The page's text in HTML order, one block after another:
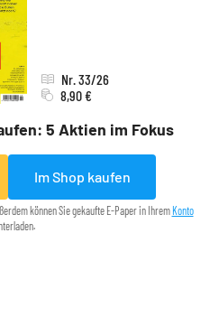
5 Aktien im Fokus
Nr. 33/26
8,90 €
Im Shop kaufen
können Sie gekaufte E-Paper in Ihrem Konto